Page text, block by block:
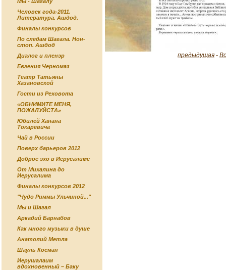
Человек года-2011.
Литература. Ашдод.
Финалы конкурсов
По следам Шагала. Нон-
стоп. Ашдод
Диалог и пленэр
Евгения Черномаз
Театр Татьяны
Хазановской
Гости из Реховота
«ОБНИМИТЕ МЕНЯ,
ПОЖАЛУЙСТА»
Юбилей Ханана
Токаревича
Чай в России
Поверх барьеров 2012
Доброе эхо в Иерусалиме
От Михалина до
Иерусалима
Финалы конкурсов 2012
"Чудо Риммы Ульчиной..."
Мы и Шагал
Аркадий Барнабов
Как много музыки в душе
Анатолий Метла
Шауль Косман
Иерушалаим
вдохновенный – Баку
предыдущая -